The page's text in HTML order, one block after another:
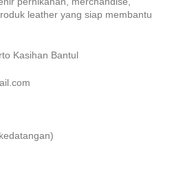
leather yang siap membantu
Kasihan Bantul